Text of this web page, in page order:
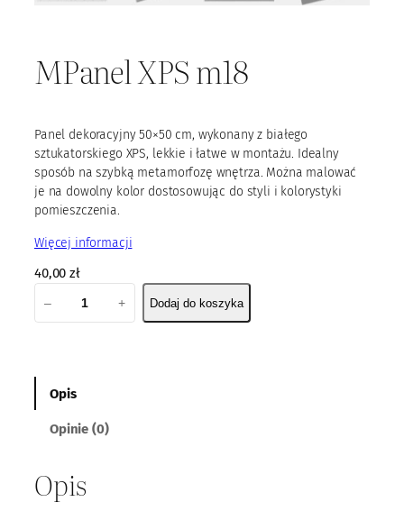
MPanel XPS m18
Panel dekoracyjny 50×50 cm, wykonany z białego
sztukatorskiego XPS, lekkie i łatwe w montażu. Idealny
sposób na szybką metamorfozę wnętrza. Można malować
je na dowolny kolor dostosowując do styli i kolorystyki
pomieszczenia.
Więcej informacji
40,00zł
P
l
– + Dodaj do koszyka
Opis
Opinie (0)
Opis